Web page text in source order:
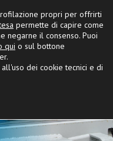
propri per offrirti
permette di capire come
negarne il consenso. Puoi
qui o sul bottone
all'uso dei cookie tecnici e di